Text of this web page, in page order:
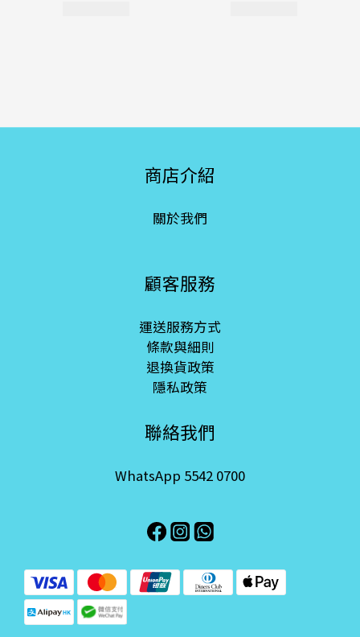
商店介紹
關於我們
顧客服務
運送服務方式
條款與細則
退換貨政策
隱私政策
聯絡我們
WhatsApp 5542 0700